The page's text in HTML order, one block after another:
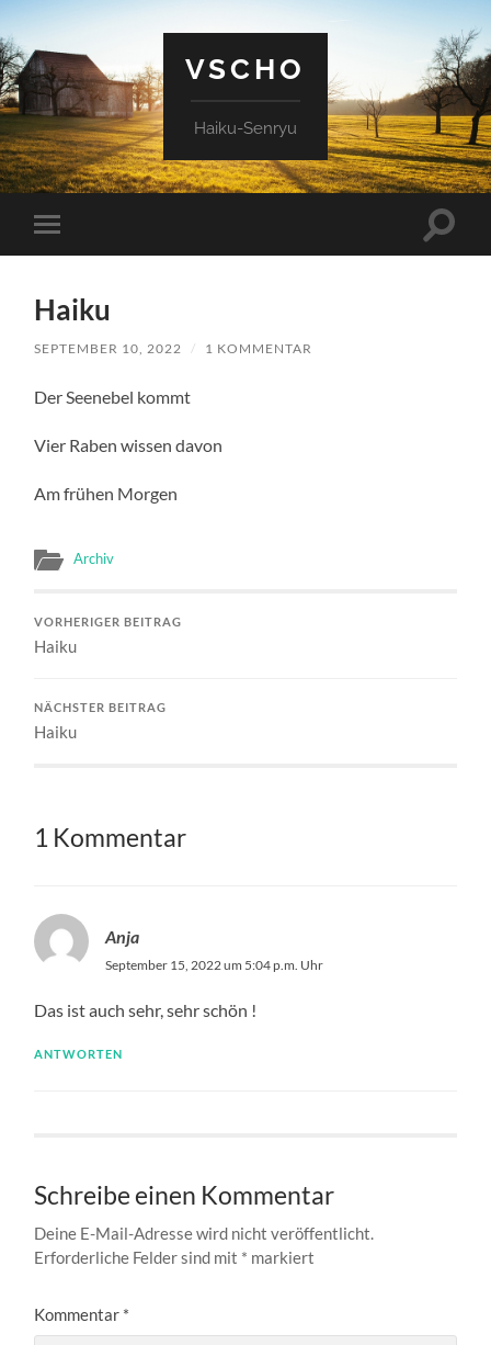
VSCHO
Haiku-Senryu
Mobile-
Menü
Haiku
SEPTEMBER 10, 2022 / 1 KOMMENTAR
Der Seenebel kommt
Vier Raben wissen davon
Am frühen Morgen
Archiv
VORHERIGER BEITRAG
Haiku
NÄCHSTER BEITRAG
Haiku
1 Kommentar
Anja
September 15, 2022 um 5:04 p.m. Uhr
Das ist auch sehr, sehr schön !
ANTWORTEN
Schreibe einen Kommentar
Deine E-Mail-Adresse wird nicht veröffentlicht.
Erforderliche Felder sind mit * markiert
Kommentar *